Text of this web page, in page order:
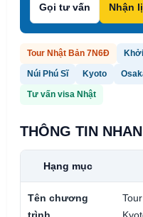
Gọi tư vấn Nhận
Tour Nhật Bản 7N6Đ
Núi Phú Sĩ Kyoto
Tư vấn visa Nhật
THÔNG TIN
Hạng mục
Tên chương